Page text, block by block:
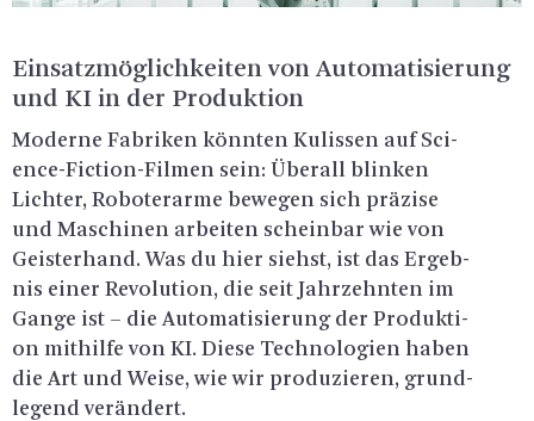
Ein­satz­mög­lich­kei­ten von Au­to­ma­ti­sie­rung
und KI in der Pro­duk­ti­on
Mo­der­ne Fa­bri­ken könn­ten Ku­lis­sen auf Sci­
ence-Fic­tion-Fil­men sein: Über­all blin­ken
Lich­ter, Ro­bo­ter­ar­me be­we­gen sich prä­zi­se
und Ma­schi­nen ar­bei­ten schein­bar wie von
Geis­ter­hand. Was du hier siehst, ist das Er­geb­
nis einer Re­vo­lu­ti­on, die seit Jahr­zehn­ten im
Gange ist – die Au­to­ma­ti­sie­rung der Pro­duk­ti­
on mit­hil­fe von KI. Diese Tech­no­lo­gi­en haben
die Art und Weise, wie wir pro­du­zie­ren, grund­
le­gend ver­än­dert.